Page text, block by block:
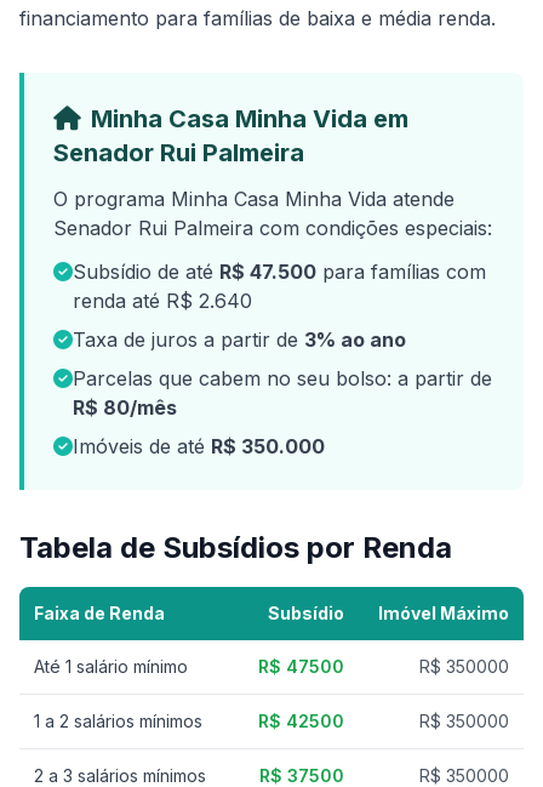
financiamento para famílias de baixa e média renda.
Minha Casa Minha Vida em
Senador Rui Palmeira
O programa Minha Casa Minha Vida atende
Senador Rui Palmeira com condições especiais:
Subsídio de até R$ 47.500 para famílias com
renda até R$ 2.640
Taxa de juros a partir de 3% ao ano
Parcelas que cabem no seu bolso: a partir de
R$ 80/mês
Imóveis de até R$ 350.000
Tabela de Subsídios por Renda
Faixa de Renda Subsídio Imóvel Máximo
Até 1 salário mínimo R$ 47500 R$ 350000
1 a 2 salários mínimos R$ 42500 R$ 350000
2 a 3 salários mínimos R$ 37500 R$ 350000